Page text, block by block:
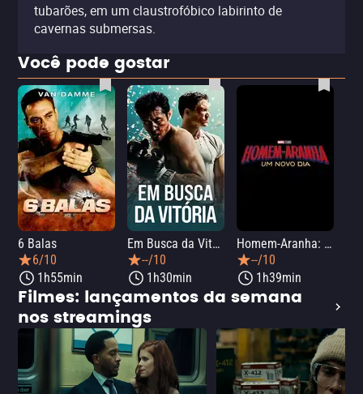
tubarões, em um claustrofóbico labirinto de
cavernas submersas.
Você pode gostar
6 Balas
6/10
1h55min
Em Busca da Vitória
--/10
1h30min
Homem-Aranha: Um Novo Dia
--/10
1h39min
Filmes: lançamentos da semana
nos streamings